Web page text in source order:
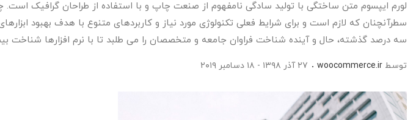
لورم ایپسوم متن ساختگی با تولید سادگی نامفهوم از صنعت چاپ و با استفاده از طراحان گرافیک است.
سطرآنچنان که لازم است و برای شرایط فعلی تکنولوژی مورد نیاز و کاربردهای متنوع با هدف بهبود
سه درصد گذشته، حال و آینده شناخت فراوان جامعه و متخصصان را می طلبد تا با نرم افزارها شناخت
توسط woocommerce.ir ۲۷ آذر ۱۳۹۸ - ۱۸ دسامبر ۲۰۱۹